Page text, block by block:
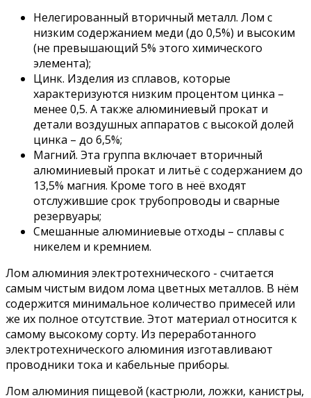
Нелегированный вторичный металл. Лом с
низким содержанием меди (до 0,5%) и высоким
(не превышающий 5% этого химического
элемента);
Цинк. Изделия из сплавов, которые
характеризуются низким процентом цинка –
менее 0,5. А также алюминиевый прокат и
детали воздушных аппаратов с высокой долей
цинка – до 6,5%;
Магний. Эта группа включает вторичный
алюминиевый прокат и литьё с содержанием до
13,5% магния. Кроме того в неё входят
отслужившие срок трубопроводы и сварные
резервуары;
Смешанные алюминиевые отходы – сплавы с
никелем и кремнием.
Лом алюминия электротехнического - считается
самым чистым видом лома цветных металлов. В нём
содержится минимальное количество примесей или
же их полное отсутствие. Этот материал относится к
самому высокому сорту. Из переработанного
электротехнического алюминия изготавливают
проводники тока и кабельные приборы.
Лом алюминия пищевой (кастрюли, ложки, канистры,